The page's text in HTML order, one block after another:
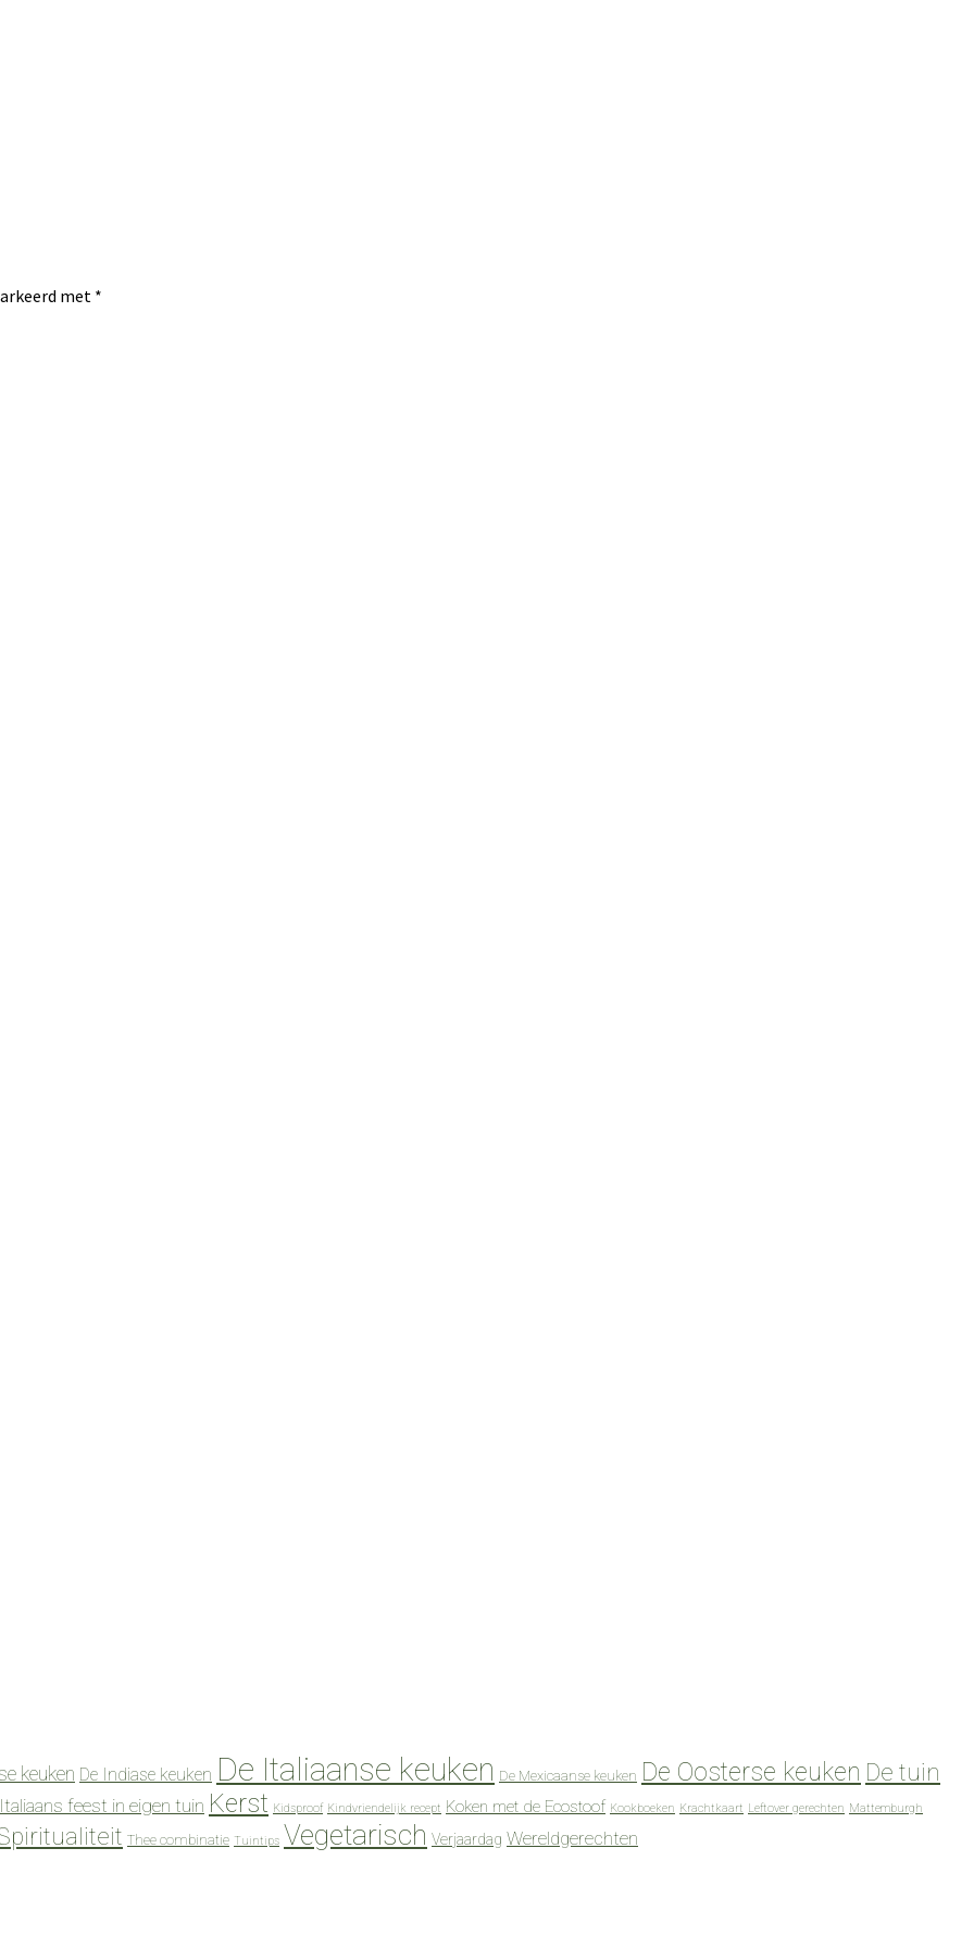
met *
keuken De Indiase keuken De Italiaanse keuken De Mexicaanse keuken De Oosterse keuken De tuin
Italiaans feest in eigen tuin Kerst Kidsproof Kindvriendelijk recept Koken met de Ecostoof Kookboeken Krachtkaart Leftover gerechten Mattemburgh
Thee combinatie Tuintips Vegetarisch Verjaardag Wereldgerechten